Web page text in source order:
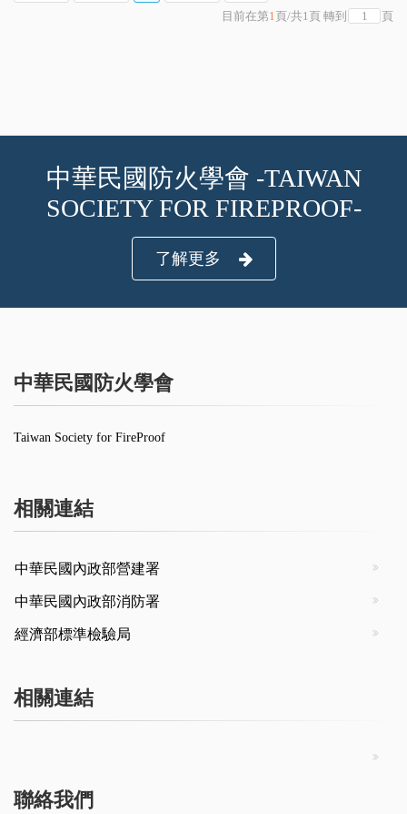
目前在第1 頁/共1 頁 轉到 頁
中華民國防火學會 -TAIWAN
SOCIETY FOR FIREPROOF-
了解更多
中華民國防火學會
Taiwan Society for FireProof
相關連結
中華民國內政部營建署
中華民國內政部消防署
經濟部標準檢驗局
相關連結
聯絡我們